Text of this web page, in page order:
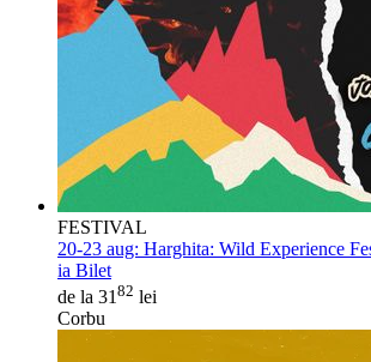
FESTIVAL
20-23 aug: Harghita: Wild Experience
ia Bilet
de la 31 82 lei
Corbu